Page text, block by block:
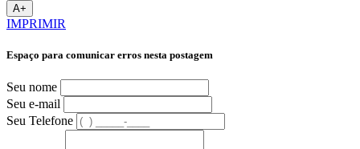
A+
IMPRIMIR
Espaço para comunicar erros nesta postagem
Seu nome
Seu e-mail
Seu Telefone